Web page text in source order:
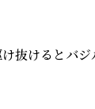
抜けるとバ